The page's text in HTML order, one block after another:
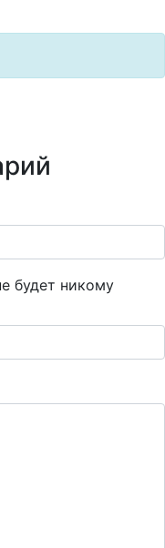
будет никому